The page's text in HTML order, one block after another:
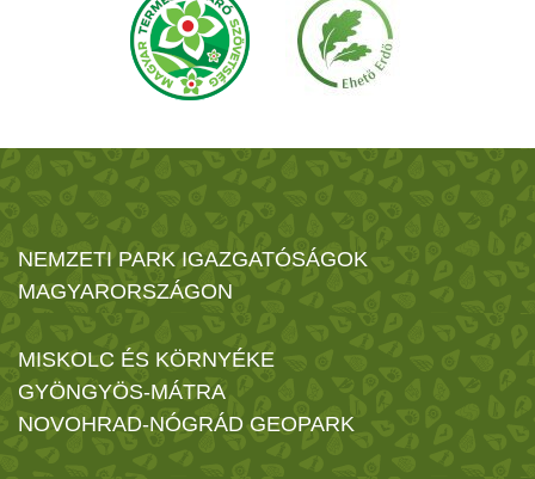
NEMZETI PARK IGAZGATÓSÁGOK
MAGYARORSZÁGON
MISKOLC ÉS KÖRNYÉKE
GYÖNGYÖS-MÁTRA
NOVOHRAD-NÓGRÁD GEOPARK